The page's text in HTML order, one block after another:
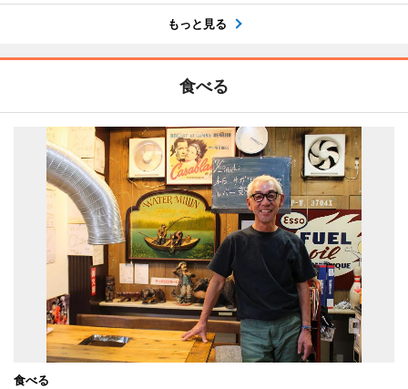
もっと見る
食べる
食べる